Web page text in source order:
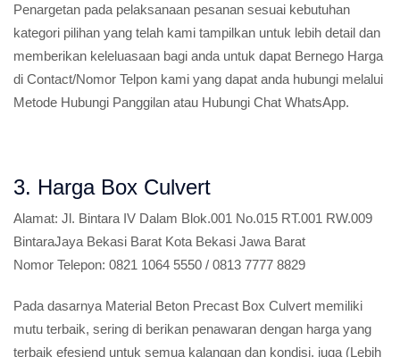
Penargetan pada pelaksanaan pesanan sesuai kebutuhan
kategori pilihan yang telah kami tampilkan untuk lebih detail dan
memberikan keleluasaan bagi anda untuk dapat Bernego Harga
di Contact/Nomor Telpon kami yang dapat anda hubungi melalui
Metode Hubungi Panggilan atau Hubungi Chat WhatsApp.
3. Harga Box Culvert
Alamat: Jl. Bintara IV Dalam Blok.001 No.015 RT.001 RW.009
BintaraJaya Bekasi Barat Kota Bekasi Jawa Barat
Nomor Telepon: 0821 1064 5550 / 0813 7777 8829
Pada dasarnya Material Beton Precast Box Culvert memiliki
mutu terbaik, sering di berikan penawaran dengan harga yang
terbaik efesiend untuk semua kalangan dan kondisi, juga (Lebih